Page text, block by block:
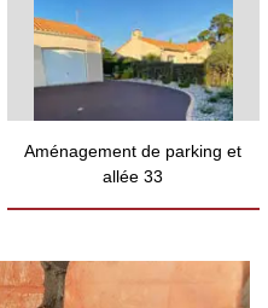
Aménagement de parking et
allée 33